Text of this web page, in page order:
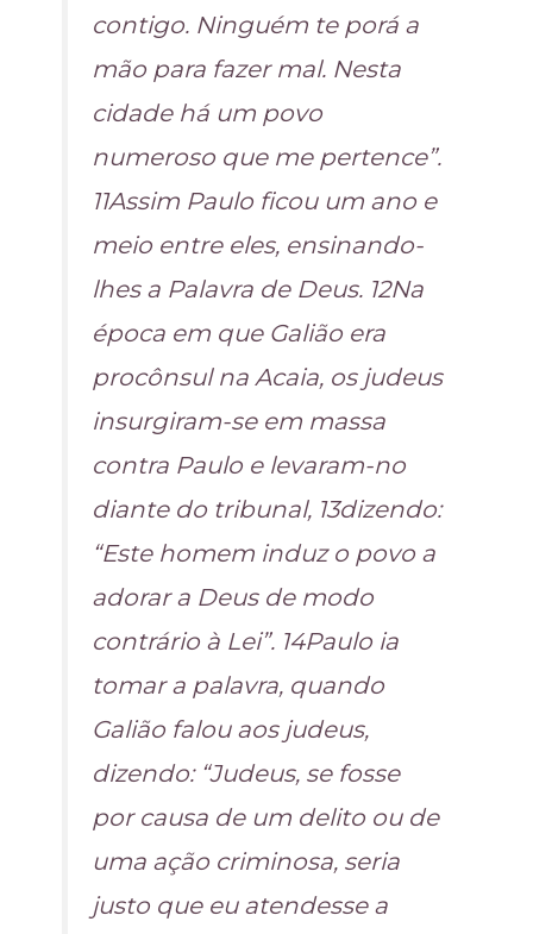
contigo. Ninguém te porá a
mão para fazer mal. Nesta
cidade há um povo
numeroso que me pertence”.
11Assim Paulo ficou um ano e
meio entre eles, ensinando-
lhes a Palavra de Deus. 12Na
época em que Galião era
procônsul na Acaia, os judeus
insurgiram-se em massa
contra Paulo e levaram-no
diante do tribunal, 13dizendo:
“Este homem induz o povo a
adorar a Deus de modo
contrário à Lei”. 14Paulo ia
tomar a palavra, quando
Galião falou aos judeus,
dizendo: “Judeus, se fosse
por causa de um delito ou de
uma ação criminosa, seria
justo que eu atendesse a